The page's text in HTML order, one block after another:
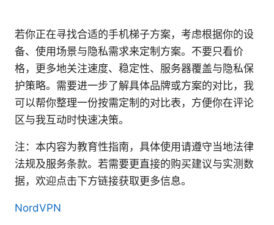
若你正在寻找合适的手机梯子方案，考虑根据你的设
备、使用场景与隐私需求来定制方案。不要只看价
格，更多地关注速度、稳定性、服务器覆盖与隐私保
护策略。需要进一步了解具体品牌或方案的对比，我
可以帮你整理一份按需定制的对比表，方便你在评论
区与我互动时快速决策。
注：本内容为教育性指南，具体使用请遵守当地法律
法规及服务条款。若需要更直接的购买建议与实测数
据，欢迎点击下方链接获取更多信息。
NordVPN